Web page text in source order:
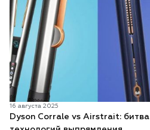
16 августа 2025
Dyson Corrale vs Airstrait: битва